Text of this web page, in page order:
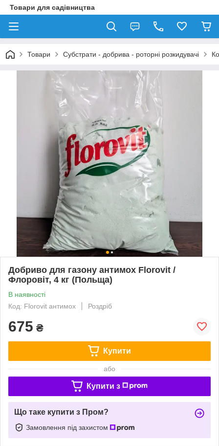
Товари для садівництва
Товари Субстрати - добрива - роторні розкидувачі
Добриво для газону антимох Florovit /
Флоровіт, 4 кг (Польща)
В наявності
Код: Florovit антимох
Роздріб
675 ₴
Купити
або
Купити з
Що таке купити з Пром?
Замовлення під захистом